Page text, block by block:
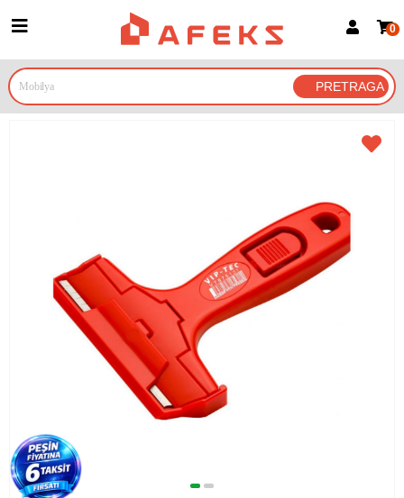
Prijava za članove
Prijavite se Google nalogom
0